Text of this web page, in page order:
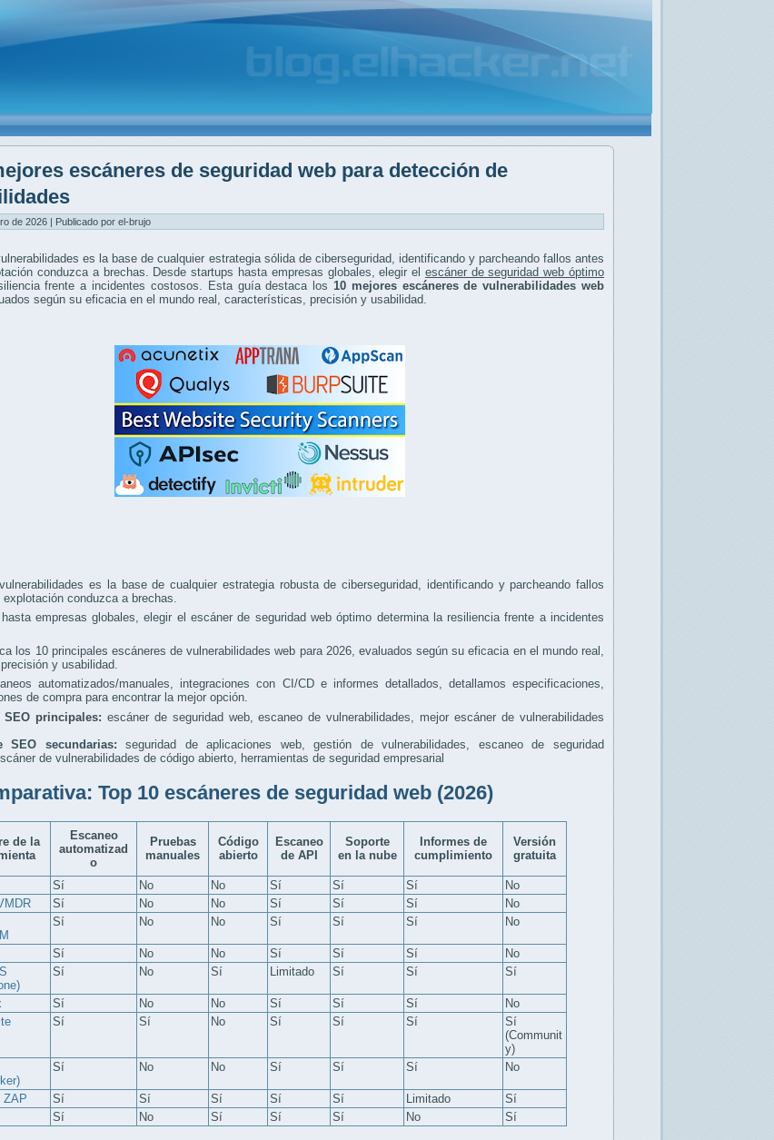
escáneres de seguridad web para detección de
de 2026 | Publicado por el-brujo
es la base de cualquier estrategia sólida de ciberseguridad, identificando y parcheando fallos antes
conduzca a brechas. Desde startups hasta empresas globales, elegir el escáner de seguridad web óptimo
frente a incidentes costosos. Esta guía destaca los 10 mejores escáneres de vulnerabilidades web
según su eficacia en el mundo real, características, precisión y usabilidad.
es la base de cualquier estrategia robusta de ciberseguridad, identificando y parcheando fallos
conduzca a brechas.
empresas globales, elegir el escáner de seguridad web óptimo determina la resiliencia frente a incidentes
los 10 principales escáneres de vulnerabilidades web para 2026, evaluados según su eficacia en el mundo real,
y usabilidad.
automatizados/manuales, integraciones con CI/CD e informes detallados, detallamos especificaciones,
de compra para encontrar la mejor opción.
SEO principales: escáner de seguridad web, escaneo de vulnerabilidades, mejor escáner de vulnerabilidades
SEO secundarias: seguridad de aplicaciones web, gestión de vulnerabilidades, escaneo de seguridad
de vulnerabilidades de código abierto, herramientas de seguridad empresarial
Top 10 escáneres de seguridad web (2026)
de la
Escaneo
automatizad
o
Pruebas
manuales
Código
abierto
Escaneo
de API
Soporte
en la nube
Informes de
cumplimiento
Versión
gratuita
Sí No No Sí Sí Sí
No
Sí No No Sí Sí Sí
No
Sí No No Sí Sí Sí No
Sí No No Sí Sí Sí
No
Sí No Sí Limitado Sí Sí Sí
Sí No No Sí Sí Sí
No
Sí Sí No Sí Sí Sí
Sí
(Communit
y)
Sí No No Sí Sí Sí No
ZAP Sí Sí Sí Sí Sí Limitado
Sí
Sí No Sí Sí Sí No Sí